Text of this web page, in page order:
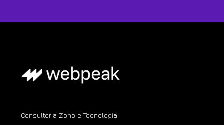
Consultoria Zoho e Tecnologia